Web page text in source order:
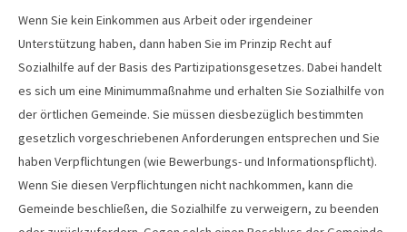
Wenn Sie kein Einkommen aus Arbeit oder irgendeiner
Unterstützung haben, dann haben Sie im Prinzip Recht auf
Sozialhilfe auf der Basis des Partizipationsgesetzes. Dabei handelt
es sich um eine Minimummaßnahme und erhalten Sie Sozialhilfe von
der örtlichen Gemeinde. Sie müssen diesbezüglich bestimmten
gesetzlich vorgeschriebenen Anforderungen entsprechen und Sie
haben Verpflichtungen (wie Bewerbungs- und Informationspflicht).
Wenn Sie diesen Verpflichtungen nicht nachkommen, kann die
Gemeinde beschließen, die Sozialhilfe zu verweigern, zu beenden